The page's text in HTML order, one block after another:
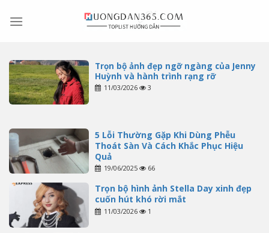
Trọn bộ ảnh đẹp ngỡ ngàng của Jenny
Huỳnh và hành trình rạng rỡ
11/03/2026 3
5 Lỗi Thường Gặp Khi Dùng Phễu
Thoát Sàn Và Cách Khắc Phục Hiệu
Quả
19/06/2025 66
Trọn bộ hình ảnh Stella Day xinh đẹp
cuốn hút khó rời mắt
11/03/2026 1